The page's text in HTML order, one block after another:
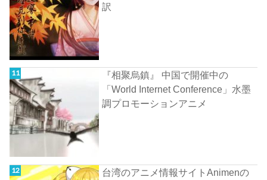
訳
『相聚烏鎮』 中国で開催中の
「World Internet Conference」水墨
調プロモーションアニメ
台湾のアニメ情報サイトAnimenの